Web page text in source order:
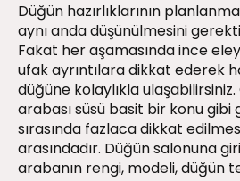
Düğün hazırlıklarının
aynı anda düşünülmesini
Fakat her aşamasında ince
ufak ayrıntılara dikkat ederek
düğüne kolaylıkla
arabası süsü basit bir konu gibi
sırasında fazlaca dikkat
arasındadır. Düğün salonuna
arabanın rengi, modeli, düğün